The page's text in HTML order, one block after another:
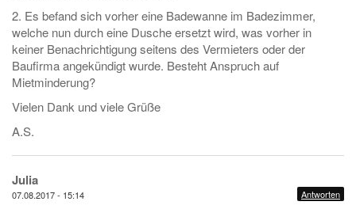
2. Es befand sich vorher eine Badewanne im Badezimmer,
welche nun durch eine Dusche ersetzt wird, was vorher in
keiner Benachrichtigung seitens des Vermieters oder der
Baufirma angekündigt wurde. Besteht Anspruch auf
Mietminderung?
Vielen Dank und viele Grüße
A.S.
Julia
07.08.2017 - 15:14 Antworten